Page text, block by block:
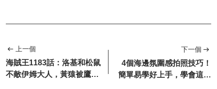
上一個
海賊王1183話：洛基和松鼠
不敵伊姆大人，黃猿被鷹眼
下一個
4個海邊氛圍感拍照技巧！
簡單易學好上手，學會這個